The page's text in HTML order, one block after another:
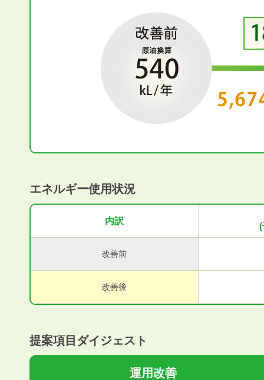
エネルギー使用状況
内訳
(
改善前
改善後
提案項目ダイジェスト
運用改善